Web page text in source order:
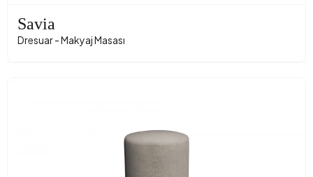
Savia
Dresuar - Makyaj Masası